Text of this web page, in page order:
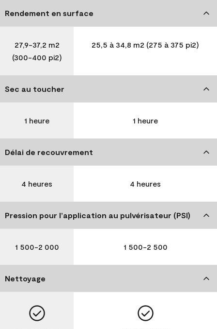
Rendement en surface
27,9-37,2 m2
(300-400 pi2)
25,5 à 34,8 m2 (275 à 375 pi2)
Sec au toucher
1 heure 1 heure
Délai de recouvrement
4 heures 4 heures
Pression pour l’application au pulvérisateur (PSI)
1 500-2 000 1 500-2 500
Nettoyage